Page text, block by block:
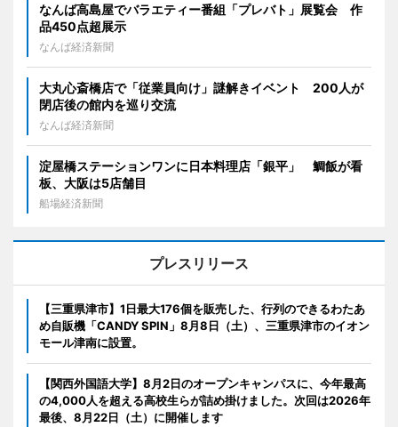
なんば高島屋でバラエティー番組「プレバト」展覧会 作
品450点超展示
なんば経済新聞
大丸心斎橋店で「従業員向け」謎解きイベント 200人が
閉店後の館内を巡り交流
なんば経済新聞
淀屋橋ステーションワンに日本料理店「銀平」 鯛飯が看
板、大阪は5店舗目
船場経済新聞
プレスリリース
【三重県津市】1日最大176個を販売した、行列のできるわたあ
め自販機「CANDY SPIN」8月8日（土）、三重県津市のイオン
モール津南に設置。
【関西外国語大学】8月2日のオープンキャンパスに、今年最高
の4,000人を超える高校生らが詰め掛けました。次回は2026年
最後、8月22日（土）に開催します